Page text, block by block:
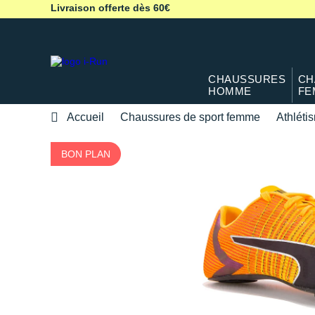
Livraison offerte dès 60€
CHAUSSURES
HOMME
Accueil Chaussures de sport femme
BON PLAN